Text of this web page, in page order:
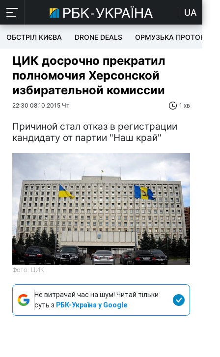
UA
ОБСТРІЛ КИЄВА DRONE DEALS ОРМУЗЬКА ПРОТОКА
ЦИК досрочно прекратил
полномочия Херсонской
избирательной комиссии
22:30 08.10.2015 Чт 1 хв
Причиной стал отказ в регистрации
кандидату от партии "Наш край"
Фото: ЦИК
Не витрачай час на шум! Читай тільки
суть з РБК-Україна у Google